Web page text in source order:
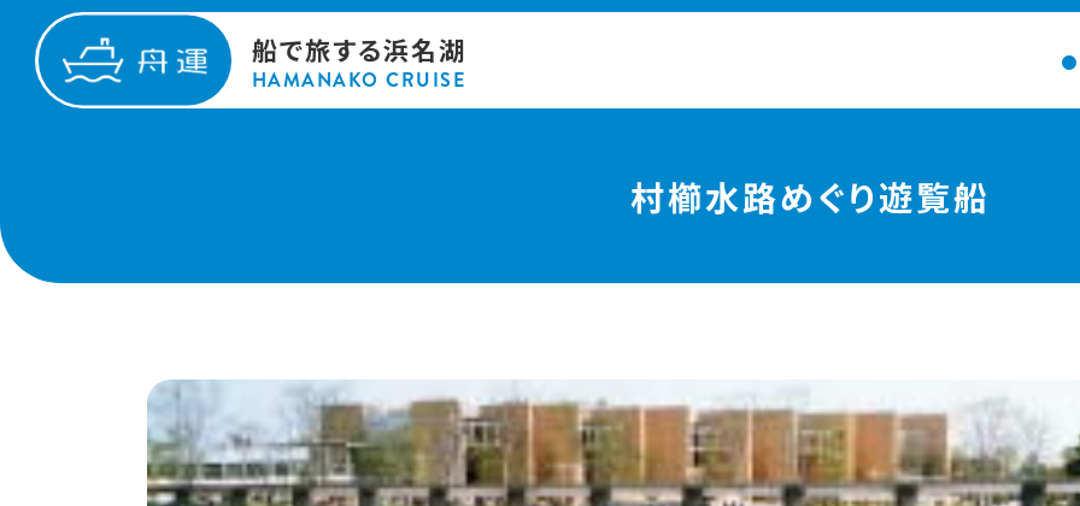
船で旅する浜名湖
HAMANAKO CRUISE
村櫛水路めぐり遊覧船